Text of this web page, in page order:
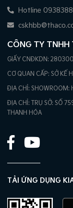
Hotline
CÔNG TY
GIẤY CNĐKDN:
CƠ QUAN CẤP: SỞ KẾ
ĐỊA CHỈ: SHOWROOM:
ĐỊA CHỈ: TRỤ SỞ: SỐ
THANH HÓA
TẢI ỨNG DỤNG